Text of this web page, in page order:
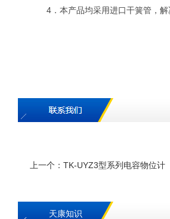
4．本产品均采用进口干簧管，解
上一个： TK-UYZ3型系列电容物位计
天康知识